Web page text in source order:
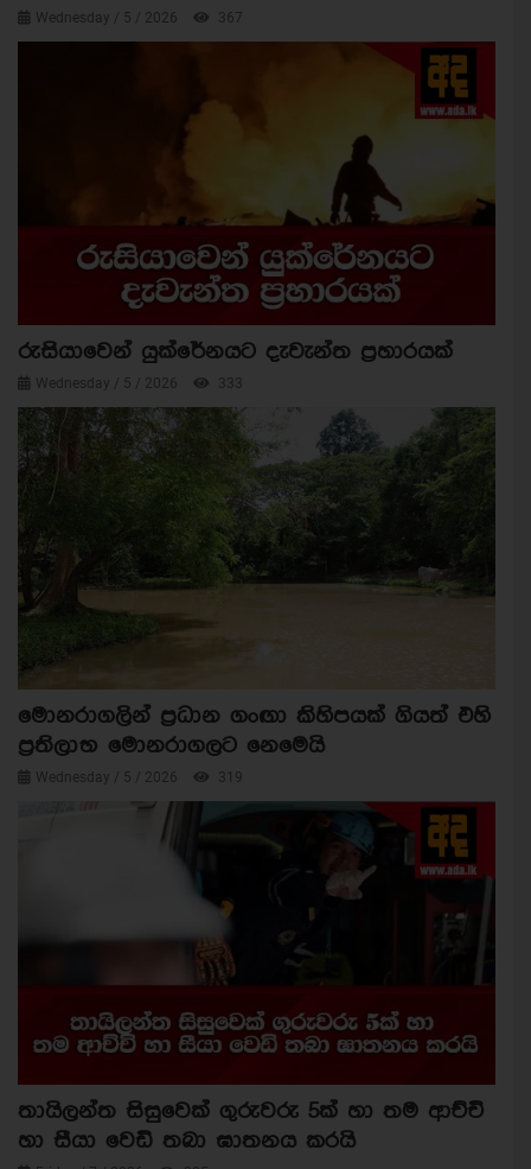
Wednesday / 5 / 2026 367
රුසියාවෙන් යුක්රේනයට දැවැන්ත ප්‍රහාරයක්
Wednesday / 5 / 2026 333
මොනරාගලින් ප්‍රධාන ගංඟා කිහිපයක් ගියත් එහි
ප්‍රතිලාභ මොනරාගලට නෙමෙයි
Wednesday / 5 / 2026 319
තායිලන්ත සිසුවෙක් ගුරුවරු 5ක් හා තම ආච්චි
හා සීයා වෙඩි තබා ඝාතනය කරයි